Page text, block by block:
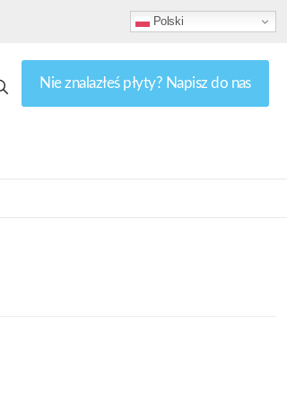
Polski
Nie znalazłeś płyty? Napisz do nas